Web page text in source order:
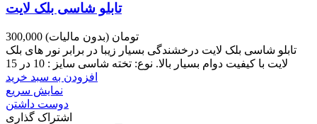
تابلو شاسی بلک لایت
300,000 تومان (بدون مالیات)
تابلو شاسی بلک لایت درخشندگی بسیار زیبا در برابر نور های بلک
لایت با کیفیت دوام بسیار بالا. نوع: تخته شاسی سایز : 10 در 15
افزودن به سبد خرید
نمایش سریع
دوست داشتن
اشتراک گذاری